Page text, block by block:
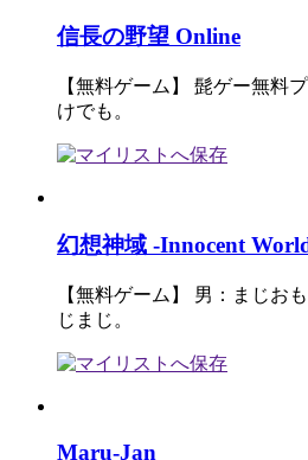
信長の野望 Online
【無料ゲーム】 髭ゲー無料
けでも。
幻想神域 -Innocent
【無料ゲーム】 男：まじお
じまじ。
Maru-Jan